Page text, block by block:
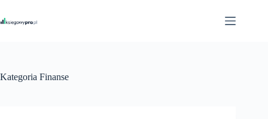
treści
Kategoria Finanse